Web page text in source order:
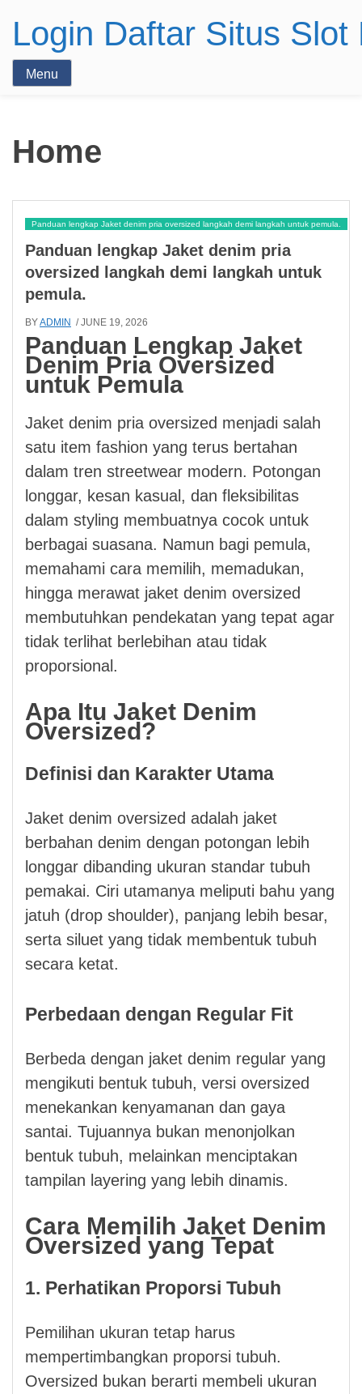
Login Daftar Situs Slot
Menu
Home
Panduan lengkap Jaket denim pria oversized langkah demi langkah untuk pemula.
Panduan lengkap Jaket denim pria
oversized langkah demi langkah untuk
pemula.
BYADMIN / JUNE 19, 2026
Panduan Lengkap Jaket
Denim Pria Oversized
untuk Pemula
Jaket denim pria oversized menjadi salah
satu item fashion yang terus bertahan
dalam tren streetwear modern. Potongan
longgar, kesan kasual, dan fleksibilitas
dalam styling membuatnya cocok untuk
berbagai suasana. Namun bagi pemula,
memahami cara memilih, memadukan,
hingga merawat jaket denim oversized
membutuhkan pendekatan yang tepat agar
tidak terlihat berlebihan atau tidak
proporsional.
Apa Itu Jaket Denim
Oversized?
Definisi dan Karakter Utama
Jaket denim oversized adalah jaket
berbahan denim dengan potongan lebih
longgar dibanding ukuran standar tubuh
pemakai. Ciri utamanya meliputi bahu yang
jatuh (drop shoulder), panjang lebih besar,
serta siluet yang tidak membentuk tubuh
secara ketat.
Perbedaan dengan Regular Fit
Berbeda dengan jaket denim regular yang
mengikuti bentuk tubuh, versi oversized
menekankan kenyamanan dan gaya
santai. Tujuannya bukan menonjolkan
bentuk tubuh, melainkan menciptakan
tampilan layering yang lebih dinamis.
Cara Memilih Jaket Denim
Oversized yang Tepat
1. Perhatikan Proporsi Tubuh
Pemilihan ukuran tetap harus
mempertimbangkan proporsi tubuh.
Oversized bukan berarti membeli ukuran